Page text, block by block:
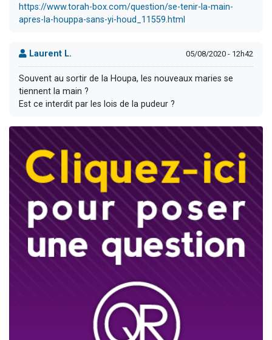
https://www.torah-box.com/question/se-tenir-la-main-
apres-la-houppa-sans-yi-houd_11559.html
Laurent L. 05/08/2020 - 12h42
Souvent au sortir de la Houpa, les nouveaux maries se
tiennent la main ?
Est ce interdit par les lois de la pudeur ?